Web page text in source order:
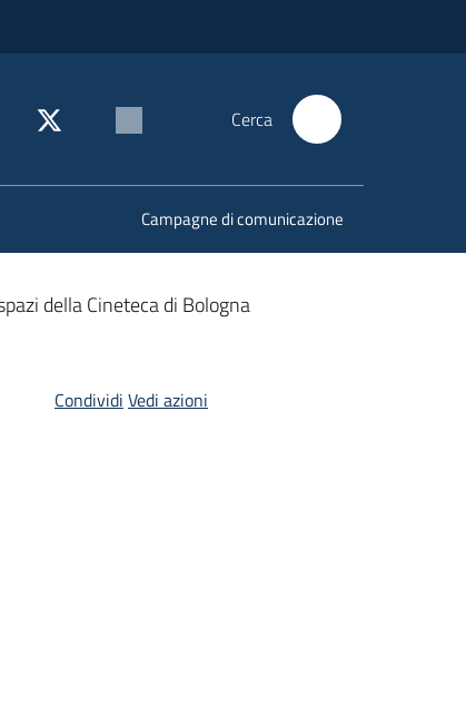
Cerca
Campagne di comunicazione
della Cineteca di Bologna
Condividi Vedi azioni